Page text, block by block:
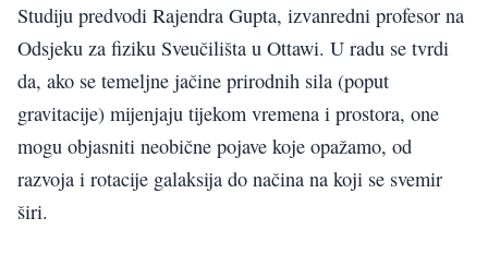
Studiju predvodi Rajendra Gupta, izvanredni profesor na
Odsjeku za fiziku Sveučilišta u Ottawi. U radu se tvrdi
da, ako se temeljne jačine prirodnih sila (poput
gravitacije) mijenjaju tijekom vremena i prostora, one
mogu objasniti neobične pojave koje opažamo, od
razvoja i rotacije galaksija do načina na koji se svemir
širi.